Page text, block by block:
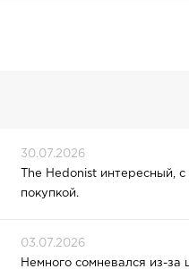
30.07.2026
The Hedonist интересный,
покупкой.
03.07.2026
Немного сомневался из-